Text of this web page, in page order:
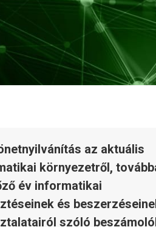
az aktuális
környezetről,
év informatikai
és
szóló